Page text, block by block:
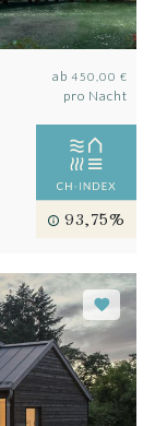
ab 450,00 €
pro Nacht
93,75%